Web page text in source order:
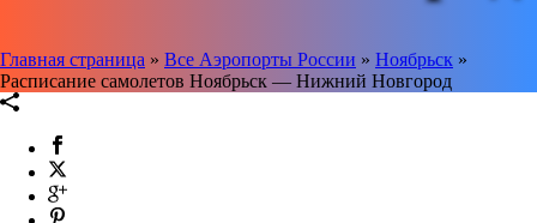
Главная страница » Все Аэропорты России » Ноябрьск »
Расписание самолетов Ноябрьск — Нижний Новгород